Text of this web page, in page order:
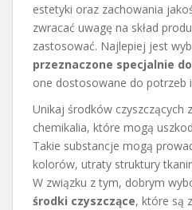
estetyki oraz zachowania
zwracać uwagę na skład
zastosować. Najlepiej jest
przeznaczone specjalnie
one dostosowane do potrzeb
Unikaj środków czyszczących
chemikalia, które mogą
Takie substancje mogą
kolorów, utraty struktury
W związku z tym, dobrym
środki czyszczące, które są